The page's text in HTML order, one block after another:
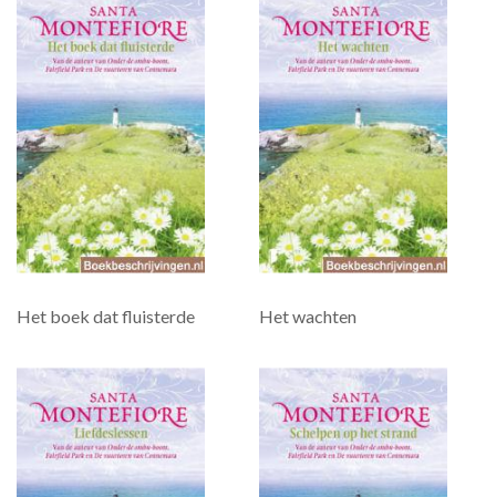
Het boek dat fluisterde Het wachten